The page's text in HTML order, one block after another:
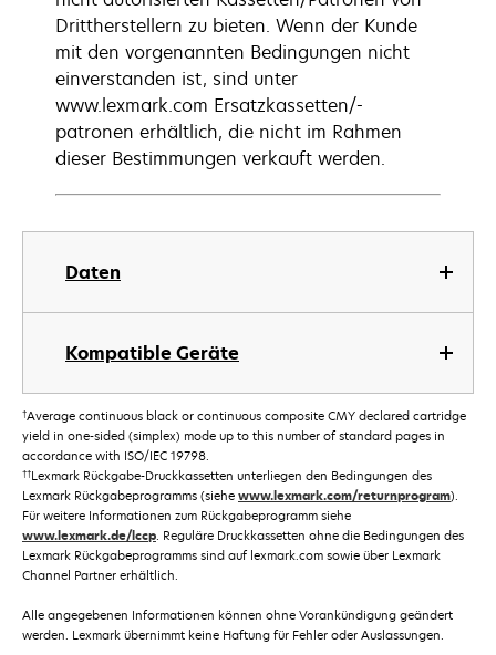
Daten
Kompatible Geräte
Drittherstellern zu bieten. Wenn der Kunde
mit den vorgenannten Bedingungen nicht
einverstanden ist, sind unter
www.lexmark.com Ersatzkassetten/-
patronen erhältlich, die nicht im Rahmen
dieser Bestimmungen verkauft werden.
†Average continuous black or continuous composite CMY declared cartridge
yield in one-sided (simplex) mode up to this number of standard pages in
accordance with ISO/IEC 19798.
††Lexmark Rückgabe-Druckkassetten unterliegen den Bedingungen des
Lexmark Rückgabeprogramms (siehe www.lexmark.com/returnprogram).
Für weitere Informationen zum Rückgabeprogramm siehe
www.lexmark.de/lccp. Reguläre Druckkassetten ohne die Bedingungen des
Lexmark Rückgabeprogramms sind auf lexmark.com sowie über Lexmark
Channel Partner erhältlich.
Alle angegebenen Informationen können ohne Vorankündigung geändert
werden. Lexmark übernimmt keine Haftung für Fehler oder Auslassungen.